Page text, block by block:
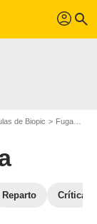
profil search
de Biopic Fuga de Pretoria
Reparto Críticas